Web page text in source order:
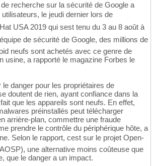
recherche sur la sécurité de Google a
utilisateurs, le jeudi dernier lors de
USA 2019 qui sest tenu du 3 au 8 août à
de sécurité de Google, des millions de
neufs sont achetés avec ce genre de
usine, a rapporté le magazine Forbes le
danger pour les propriétaires de
doutent de rien, ayant confiance dans la
que les appareils sont neufs. En effet,
préinstallés peut télécharger
arrière-plan, commettre une fraude
prendre le contrôle du périphérique hôte, a
Selon le rapport, cest sur le projet Open-
une alternative moins coûteuse que
que le danger a un impact.